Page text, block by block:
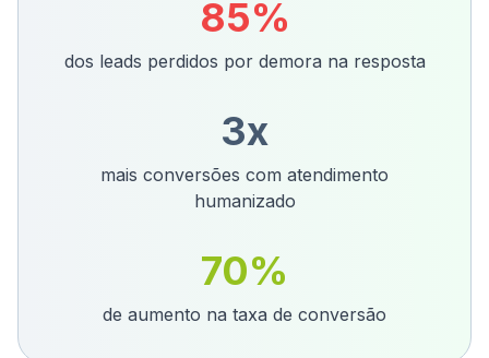
85%
dos leads perdidos por demora na resposta
3x
mais conversões com atendimento
humanizado
70%
de aumento na taxa de conversão